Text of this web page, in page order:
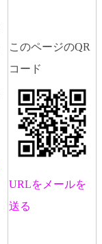
このページのQR
コード
URLをメールを
送る